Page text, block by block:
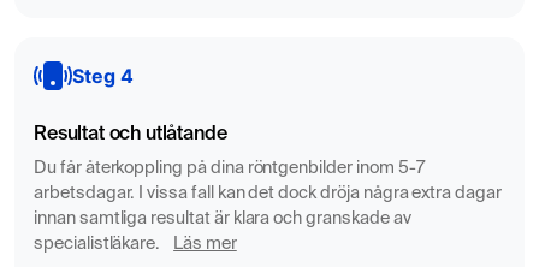
Infektioner – såsom spondylit eller diskit
ryggraden
Spinal stenos – förträngning i ryggmärgskanalen som
kan ge neurologiska symtom
Boka MR Bröstrygg – få remiss direkt
Steg 4
Resultat och utlåtande
Du får återkoppling på dina röntgenbilder inom 5-7
arbetsdagar. I vissa fall kan det dock dröja några extra dagar
innan samtliga resultat är klara och granskade av
specialistläkare.
Läs mer